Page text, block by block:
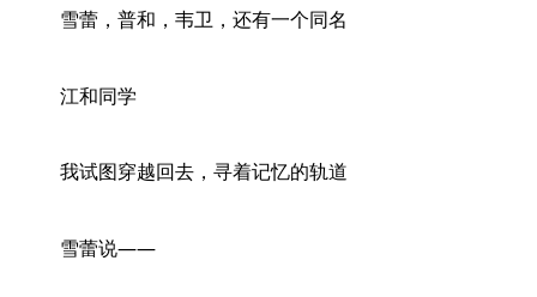
雪蕾，普和，韦卫，还有一个同名
江和同学
我试图穿越回去，寻着记忆的轨道
雪蕾说——